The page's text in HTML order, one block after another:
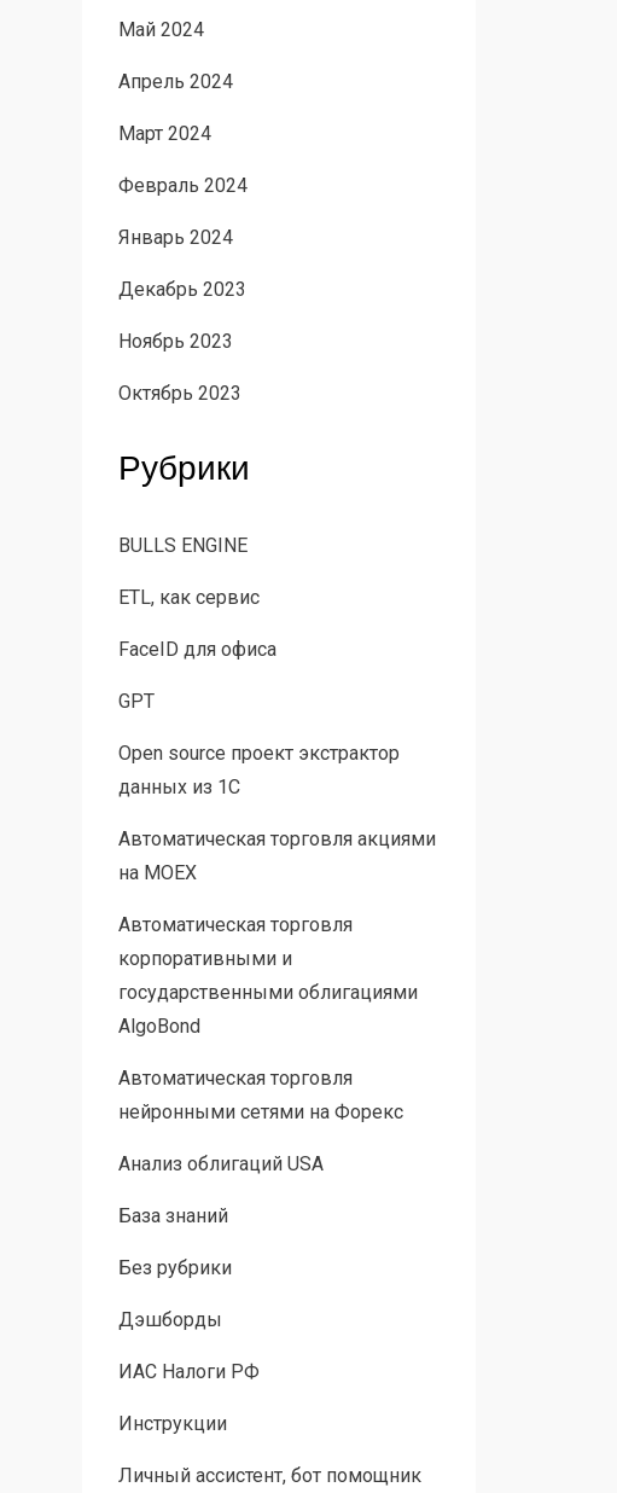
Май 2024
Апрель 2024
Март 2024
Февраль 2024
Январь 2024
Декабрь 2023
Ноябрь 2023
Октябрь 2023
Рубрики
BULLS ENGINE
ETL, как сервис
FaceID для офиса
GPT
Open source проект экстрактор
данных из 1С
Автоматическая торговля акциями
на MOEX
Автоматическая торговля
корпоративными и
государственными облигациями
AlgoBond
Автоматическая торговля
нейронными сетями на Форекс
Анализ облигаций USA
База знаний
Без рубрики
Дэшборды
ИАС Налоги РФ
Инструкции
Личный ассистент, бот помощник